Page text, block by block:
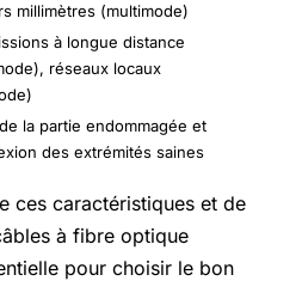
millimètres (multimode)
à longue distance
réseaux locaux
la partie endommagée et
des extrémités saines
ces caractéristiques et de
à fibre optique
pour choisir le bon